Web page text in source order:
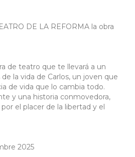
DE LA REFORMA la obra
de teatro que te llevará a un
la vida de Carlos, un joven que
de vida que lo cambia todo.
y una historia conmovedora,
el placer de la libertad y el
2025